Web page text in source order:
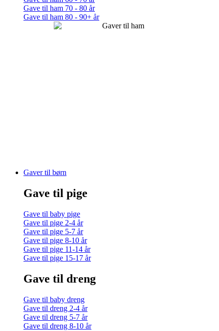
Gave til ham 70 - 80 år
Gave til ham 80 - 90+ år
Gaver til børn
Gave til pige
Gave til baby pige
Gave til pige 2-4 år
Gave til pige 5-7 år
Gave til pige 8-10 år
Gave til pige 11-14 år
Gave til pige 15-17 år
Gave til dreng
Gave til baby dreng
Gave til dreng 2-4 år
Gave til dreng 5-7 år
Gave til dreng 8-10 år